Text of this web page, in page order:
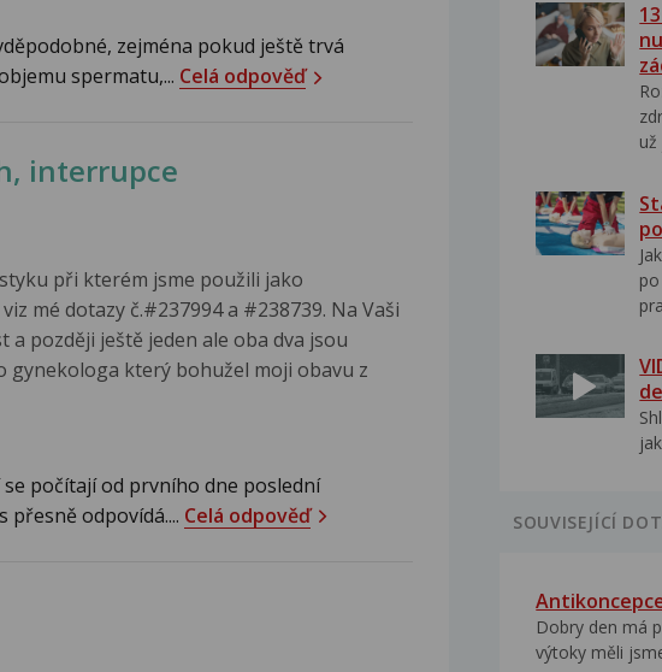
zejména pokud ještě trvá
spermatu,... Celá odpověď
interrupce
při kterém jsme použili jako
mé dotazy č.#237994 a #238739. Na Vaši
později ještě jeden ale oba dva jsou
gynekologa který bohužel moji obavu z
počítají od prvního dne poslední
přesně odpovídá.... Celá odpověď
už
SOUVISEJÍCÍ
Dobry den má
výtoky měli